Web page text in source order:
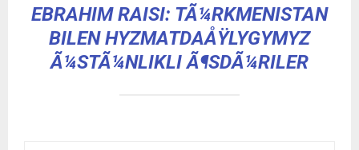
EBRAHIM RAISI: TÃ¼RKMENISTAN
BILEN HYZMATDAÅŸLYGYMYZ
Ã¼STÃ¼NLIKLI Ã¶SDÃ¼RILER